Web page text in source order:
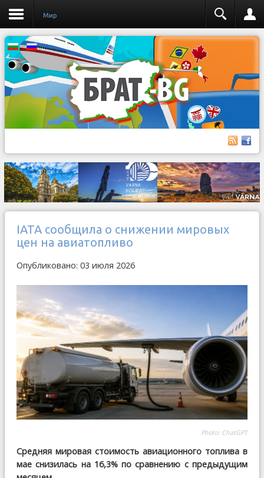
Мир
IATA сообщила о снижении мировых
цен на авиатопливо
Опубликовано: 03 июля 2026
Photo: ChatGPT
Средняя мировая стоимость авиационного топлива в
мае снизилась на 16,3% по сравнению с предыдущим